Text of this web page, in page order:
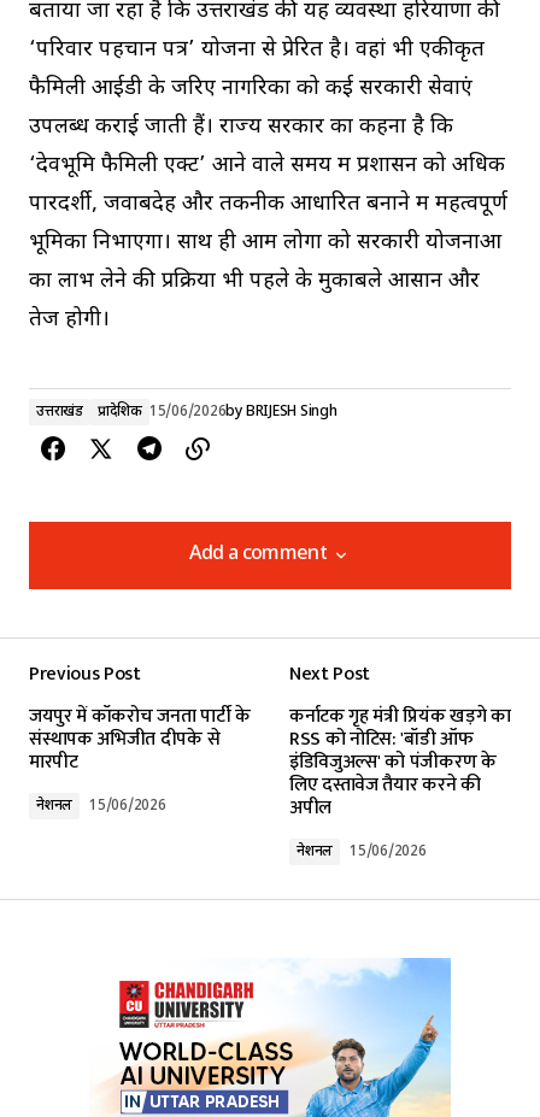
बताया जा रहा है कि उत्तराखंड की यह व्यवस्था हरियाणा की
‘परिवार पहचान पत्र’ योजना से प्रेरित है। वहां भी एकीकृत
फैमिली आईडी के जरिए नागरिकों को कई सरकारी सेवाएं
उपलब्ध कराई जाती हैं। राज्य सरकार का कहना है कि
‘देवभूमि फैमिली एक्ट’ आने वाले समय में प्रशासन को अधिक
पारदर्शी, जवाबदेह और तकनीक आधारित बनाने में महत्वपूर्ण
भूमिका निभाएगा। साथ ही आम लोगों को सरकारी योजनाओं
का लाभ लेने की प्रक्रिया भी पहले के मुकाबले आसान और
तेज होगी।
उत्तराखंड प्रादेशिक 15/06/2026byBRIJESH Singh
Add a comment
Add a comment
Required fields are marked*
Your E-mail*
Submit Comment
Previous Post
जयपुर में कॉकरोच जनता पार्टी के
संस्थापक अभिजीत दीपके से
मारपीट
नेशनल 15/06/2026
Next Post
कर्नाटक गृह मंत्री प्रियंक खड़गे का
RSS को नोटिस: 'बॉडी ऑफ
इंडिविजुअल्स' को पंजीकरण के
लिए दस्तावेज तैयार करने की
अपील
नेशनल 15/06/2026